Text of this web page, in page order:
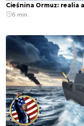
Cieśnina Ormuz: realia
6 min.